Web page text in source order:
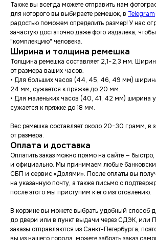
Также вы всегда можете отправить нам
для которого вы выбираете ремешок, в Telegram
радостью поможем определить размер! У нас
зачастую достаточно даже фото издалека,
"комплекцию" человека.
Ширина и толщина ремешка
Толщина ремешка составляет 2,1−2,3 мм.
от размера ваших часов:
• Для больших часов (44, 45, 46, 49 мм)
24 мм, сужается к пряжке до 20 мм.
• Для маленьких часов (40, 41, 42 мм) ширина
сужается к пряжке до 18 мм.
Вес ремешка составляет около 20−30 грамм, в
от размера.
Оплата и доставка
Оплатить заказ можно прямо на сайте —
и официально. Мы принимаем любые
СБП и сервис «Долями». После оплаты вы
на указанную почту, а также письмо с
после этого мы приступим к его изготовлению.
В корзине вы можете выбрать удобный способ
до двери или в пункт выдачи через СДЭК, или
заказы отправляются из Санкт-Петербурга,